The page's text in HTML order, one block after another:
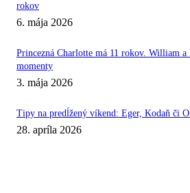
rokov
6. mája 2026
Princezná Charlotte má 11 rokov. William
momenty
3. mája 2026
Tipy na predĺžený víkend: Eger, Kodaň či
28. apríla 2026